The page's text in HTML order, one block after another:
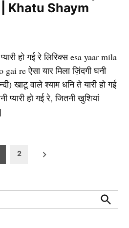
Khatu Shaym
हो गई रे लिरिक्स esa yaar mila
re ऐसा यार मिला ज़िंदगी घनी
खाटू वाले श्याम धनि ते यारी हो गई
प्यारी हो गई रे, जितनी खुशियां
2
Search